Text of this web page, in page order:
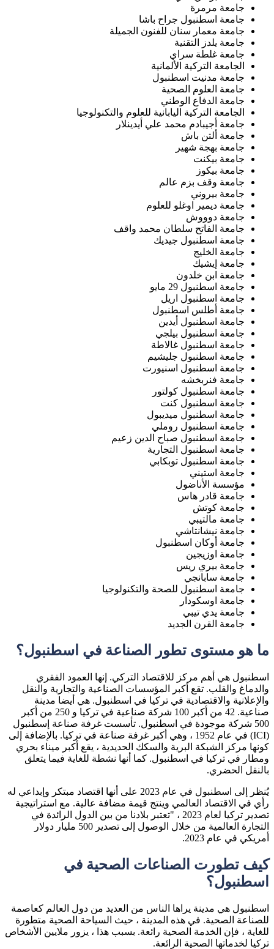
جامعة مرمرة
جامعة اسطنبول جراح باشا
جامعة معمار سنان للفنون الجميلة
جامعة يلدز التقنية
جامعة غلطة سراي
الجامعة التركية الألمانية
جامعة مدنيت اسطنبول
جامعة العلوم الصحية
جامعة الدفاع الوطني
الجامعة التركية اليابانية للعلوم والتكنولوجيا
جامعة أجيبادم محمد علي أيدينلار
جامعة ألتن باش
جامعة بهجة شهير
جامعة بيكنت
جامعة بيكوز
جامعة وقف بزم عالم
جامعة بيروني
جامعة ديمير اوغلو للعلوم
جامعة دوووش
جامعة الفاتح سلطان محمد واقف
جامعة اسطنبول جيديك
جامعة الخليج
جامعة إيشيك
جامعة ابن خلدون
جامعة اسطنبول 29 مايو
جامعة اسطنبول اريل
جامعة أطلس اسطنبول
جامعة اسطنبول أيدين
جامعة اسطنبول بيلجي
جامعة اسطنبول غالاطة
جامعة اسطنبول جليشيم
جامعة اسطنبول اسنيورت
جامعة فنربخشه
جامعة اسطنبول كولتور
جامعة اسطنبول كنت
جامعة اسطنبول ميديبول
جامعة اسطنبول روملي
جامعة اسطنبول صباح الدين زعيم
جامعة اسطنبول التجارية
جامعة اسطنبول توبكابي
جامعة استيني
مؤسسة الأناضول
جامعة قادر هاس
جامعة كوتش
جامعة مالتيبي
جامعة نيشانتاشي
جامعة أوكان اسطنبول
جامعة اوزيجين
جامعة بيري ريس
جامعة سابانجي
جامعة اسطنبول للصحة والتكنولوجيا
جامعة اوسكودار
جامعة يدي تيبي
جامعة القرن الجديد
ما هو مستوى تطور الصناعة في اسطنبول؟
اسطنبول هي أهم مركز للاقتصاد التركي. إنها العمود الفقري
والدماغ والقلب. تقع أكبر المؤسسات الصناعية والتجارية والنقل
والإعلانية والاقتصادية في تركيا في اسطنبول. هي أيضا مدينة
صناعية. 42 من أكبر 100 شركة صناعية في تركيا و 250 من أكبر
500 شركة موجودة في اسطنبول. تأسست غرفة صناعة إسطنبول
(ICI) في عام 1952 ، وهي أكبر غرفة صناعة في تركيا. بالإضافة إلى
كونها مركز الشبكة البرية والسكك الحديدية ، يقع أكبر ميناء بحري
ومطار في تركيا في اسطنبول. كما أنها نشطة للغاية فيما يتعلق
بالنقل الحضري.
يُنظر إلى اسطنبول في عام 2023 على أنها اقتصاد مبتكر وإبداعي له
رأي في الاقتصاد العالمي وينتج قيمة مضافة عالية. مع استراتيجية
تصدير تركيا لعام 2023 ، "تعتبر بلادنا من بين الدول الرائدة في
التجارة العالمية من خلال الوصول إلى تصدير 500 مليار دولار
أمريكي في عام 2023.
كيف تطورت الصناعات الصحية في
اسطنبول؟
اسطنبول هي مدينة يراها الناس من العديد من دول العالم كعاصمة
للصناعة الصحية. في هذه المدينة ، حيث السياحة الصحية متطورة
للغاية ، فإن الخدمة الصحية رائعة. بسبب هذا ، يزور ملايين الأشخاص
تركيا لخدماتها الصحية الرائعة.